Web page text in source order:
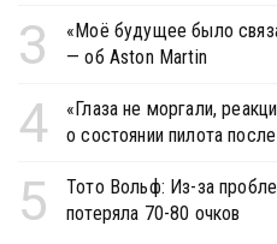
3
«Моё будущее было
— об Aston Martin
4
«Глаза не моргали,
о состоянии пилота
5
Тото Вольф: Из-за
потеряла 70-80 очков